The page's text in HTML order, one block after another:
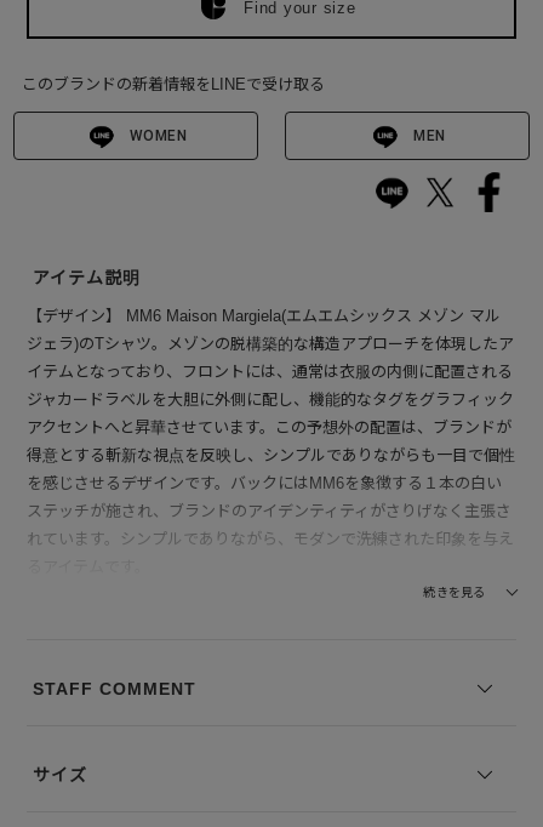
Find your size
このブランドの新着情報をLINEで受け取る
WOMEN MEN
アイテム説明
【デザイン】 MM6 Maison Margiela(エムエムシックス メゾン マル
ジェラ)のTシャツ。メゾンの脱構築的な構造アプローチを体現したア
イテムとなっており、フロントには、通常は衣服の内側に配置される
ジャカードラベルを大胆に外側に配し、機能的なタグをグラフィック
アクセントへと昇華させています。この予想外の配置は、ブランドが
得意とする斬新な視点を反映し、シンプルでありながらも一目で個性
を感じさせるデザインです。バックにはMM6を象徴する１本の白い
ステッチが施され、ブランドのアイデンティティがさりげなく主張さ
れています。シンプルでありながら、モダンで洗練された印象を与え
続きを見る
STAFF COMMENT
サイズ